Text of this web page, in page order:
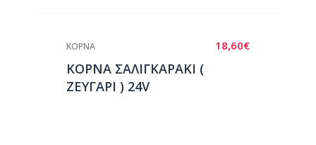
18,60€
ΚΟΡΝΑ
ΚΟΡΝΑ ΣΑΛΙΓΚΑΡΑΚΙ (
ΖΕΥΓΑΡΙ ) 24V